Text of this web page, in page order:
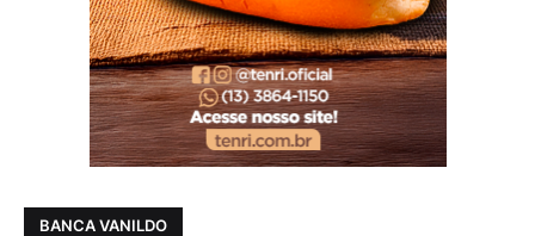
BANCA VANILDO